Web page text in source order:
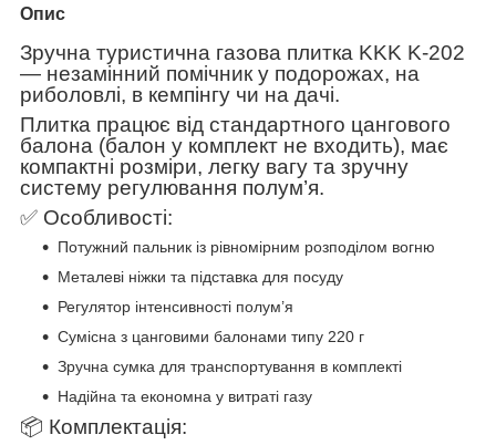
Опис
Зручна туристична газова плитка KKK K-202
— незамінний помічник у подорожах, на
риболовлі, в кемпінгу чи на дачі.
Плитка працює від стандартного цангового
балона (балон у комплект не входить), має
компактні розміри, легку вагу та зручну
систему регулювання полум’я.
✅ Особливості:
Потужний пальник із рівномірним розподілом вогню
Металеві ніжки та підставка для посуду
Регулятор інтенсивності полум’я
Сумісна з цанговими балонами типу 220 г
Зручна сумка для транспортування в комплекті
Надійна та економна у витраті газу
📦 Комплектація: